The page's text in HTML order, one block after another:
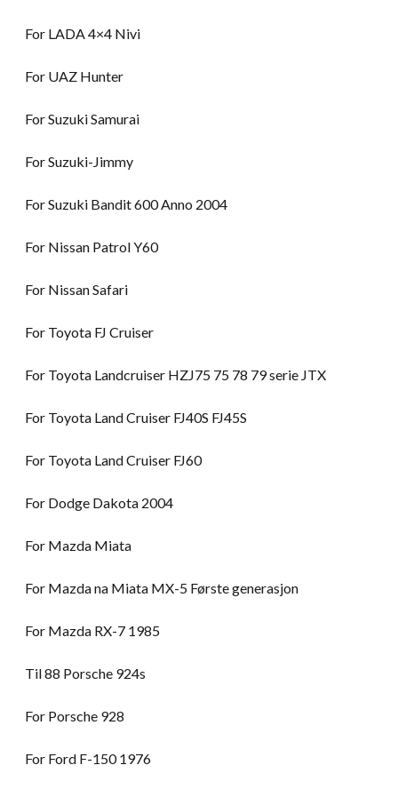
For LADA 4×4 Nivi
For UAZ Hunter
For Suzuki Samurai
For Suzuki-Jimmy
For Suzuki Bandit 600 Anno 2004
For Nissan Patrol Y60
For Nissan Safari
For Toyota FJ Cruiser
For Toyota Landcruiser HZJ75 75 78 79 serie JTX
For Toyota Land Cruiser FJ40S FJ45S
For Toyota Land Cruiser FJ60
For Dodge Dakota 2004
For Mazda Miata
For Mazda na Miata MX-5 Første generasjon
For Mazda RX-7 1985
Til 88 Porsche 924s
For Porsche 928
For Ford F-150 1976